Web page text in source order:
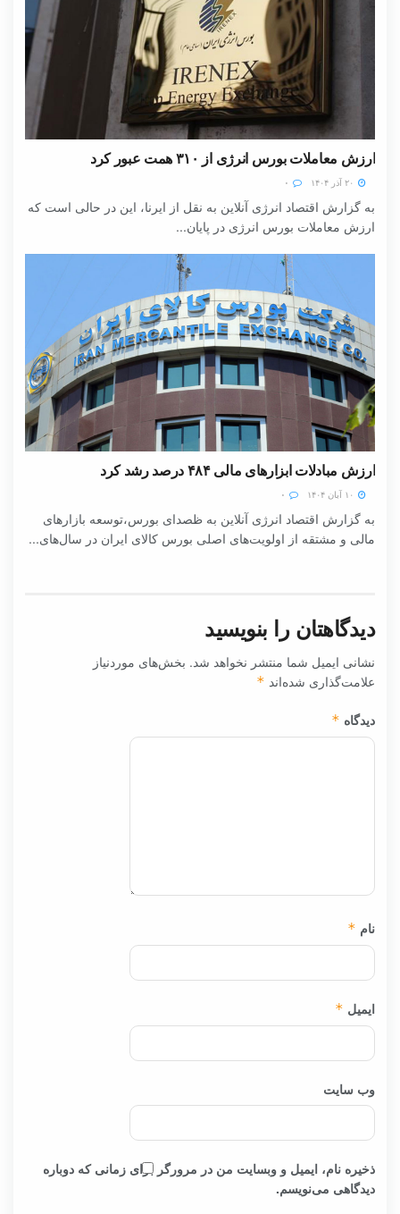
ارزش معاملات بورس انرژی از ۳۱۰ همت عبور کرد
به گزارش اقتصاد انرژی آنلاین به نقل از ایرنا، این در حالی است که
ارزش معاملات بورس انرژی در پایان...
ارزش مبادلات ابزارهای مالی ۴۸۴ درصد رشد کرد
به گزارش اقتصاد انرژی آنلاین به ظصدای بورس،توسعه بازارهای
مالی و مشتقه از اولویت‌های اصلی بورس کالای ایران در سال‌های...
دیدگاهتان را بنویسید
نشانی ایمیل شما منتشر نخواهد شد. بخش‌های موردنیاز
علامت‌گذاری شده‌اند *
دیدگاه *
نام *
ایمیل *
وب‌ سایت
ذخیره نام، ایمیل و وبسایت من در مرورگر برای زمانی که دوباره
دیدگاهی می‌نویسم.